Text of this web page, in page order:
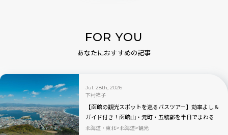
FOR YOU
あなたにおすすめの記事
Jul. 28th, 2026
下村祥子
【函館の観光スポットを巡るバスツアー】効率よし＆
ガイド付き！函館山・元町・五稜郭を半日でまわる
北海道・東北 北海道 観光